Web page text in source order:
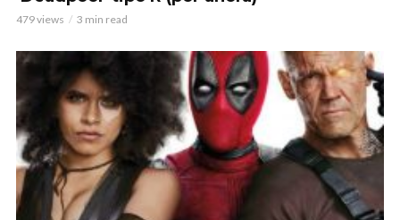
479 views 3 min read